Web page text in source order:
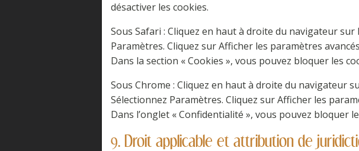
désactiver les cookies.
Sous Safari : Cliquez en haut à droite du navigateur
Paramètres. Cliquez sur Afficher les paramètres
Dans la section « Cookies », vous pouvez bloquer les
Sous Chrome : Cliquez en haut à droite du navigateur
Sélectionnez Paramètres. Cliquez sur Afficher les
Dans l’onglet « Confidentialité », vous pouvez bloquer
9. Droit applicable et attribution de